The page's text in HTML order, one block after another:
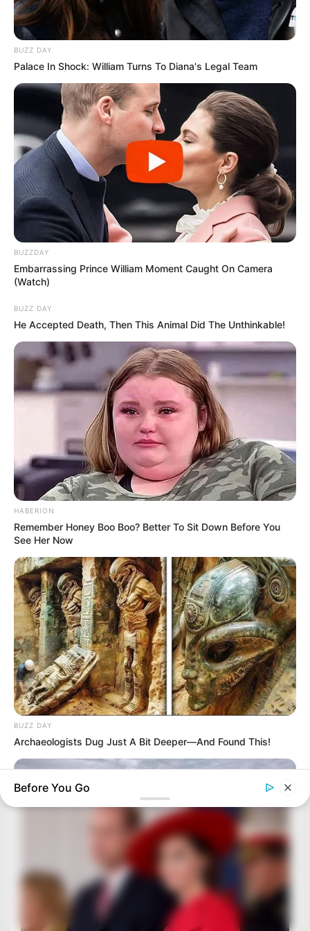
BUZZ DAY
Palace In Shock: William Turns To Diana's Legal Team
BUZZDAY
Embarrassing Prince William Moment Caught On Camera
(Watch)
BUZZ DAY
He Accepted Death, Then This Animal Did The Unthinkable!
HABERION
Remember Honey Boo Boo? Better To Sit Down Before You
See Her Now
BUZZ DAY
Archaeologists Dug Just A Bit Deeper—And Found This!
Before You Go